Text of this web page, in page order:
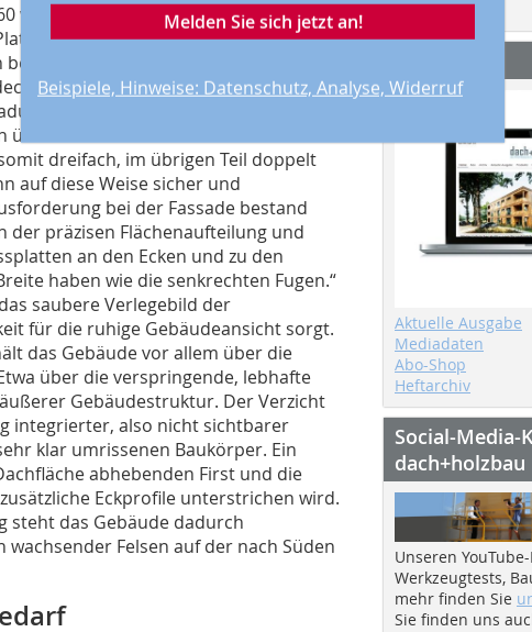
wurden in Doppeldeckung im halben
mit zwei Schieferstiften und einem
ist“, beschreibt Jörg Schwarz
GmbH (Nürnberg) die
zustande, dass jedes
wird. Im Bereich dieser
dreifach, im übrigen Teil doppelt
auf diese Weise sicher und
bei der Fassade bestand
der präzisen Flächenaufteilung und
an den Ecken und zu den
haben wie die senkrechten Fugen.“
saubere Verlegebild der
für die ruhige Gebäudeansicht sorgt.
das Gebäude vor allem über die
über die verspringende, lebhafte
Gebäudestruktur. Der Verzicht
integrierter, also nicht sichtbarer
klar umrissenen Baukörper. Ein
abhebenden First und die
Eckprofile unterstrichen wird.
steht das Gebäude dadurch
Felsen auf der nach Süden
Melden Sie sich jetzt an!
Beispiele, Hinweise: Datenschutz, Analyse, Widerruf
Aktuelle Ausgabe
Mediadaten
Abo-Shop
Heftarchiv
Social-Media-
dach+holzbau
Unseren
Werkzeugtests,
mehr finden Sie
Sie finden uns